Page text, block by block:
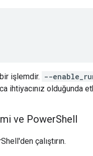
işlemdir. --
ihtiyacınız olduğunda
ve PowerShell
çalıştırın.